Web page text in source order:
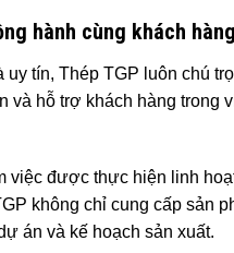
hành cùng khách hàng
tín, Thép TGP luôn chú
và hỗ trợ khách hàng
việc được thực hiện linh
không chỉ cung cấp sản
án và kế hoạch sản xuất.